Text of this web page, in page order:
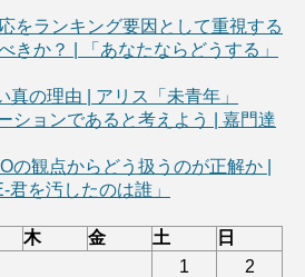
をランキング要因として重視する
きか？ | 「あなたならどうする」
真の理由 | アリス「未青年」
ションであると考えよう | 嘉門達
の観点からどう扱うのが正解か |
を汚したのは誰」
木 金 土 日
1
2